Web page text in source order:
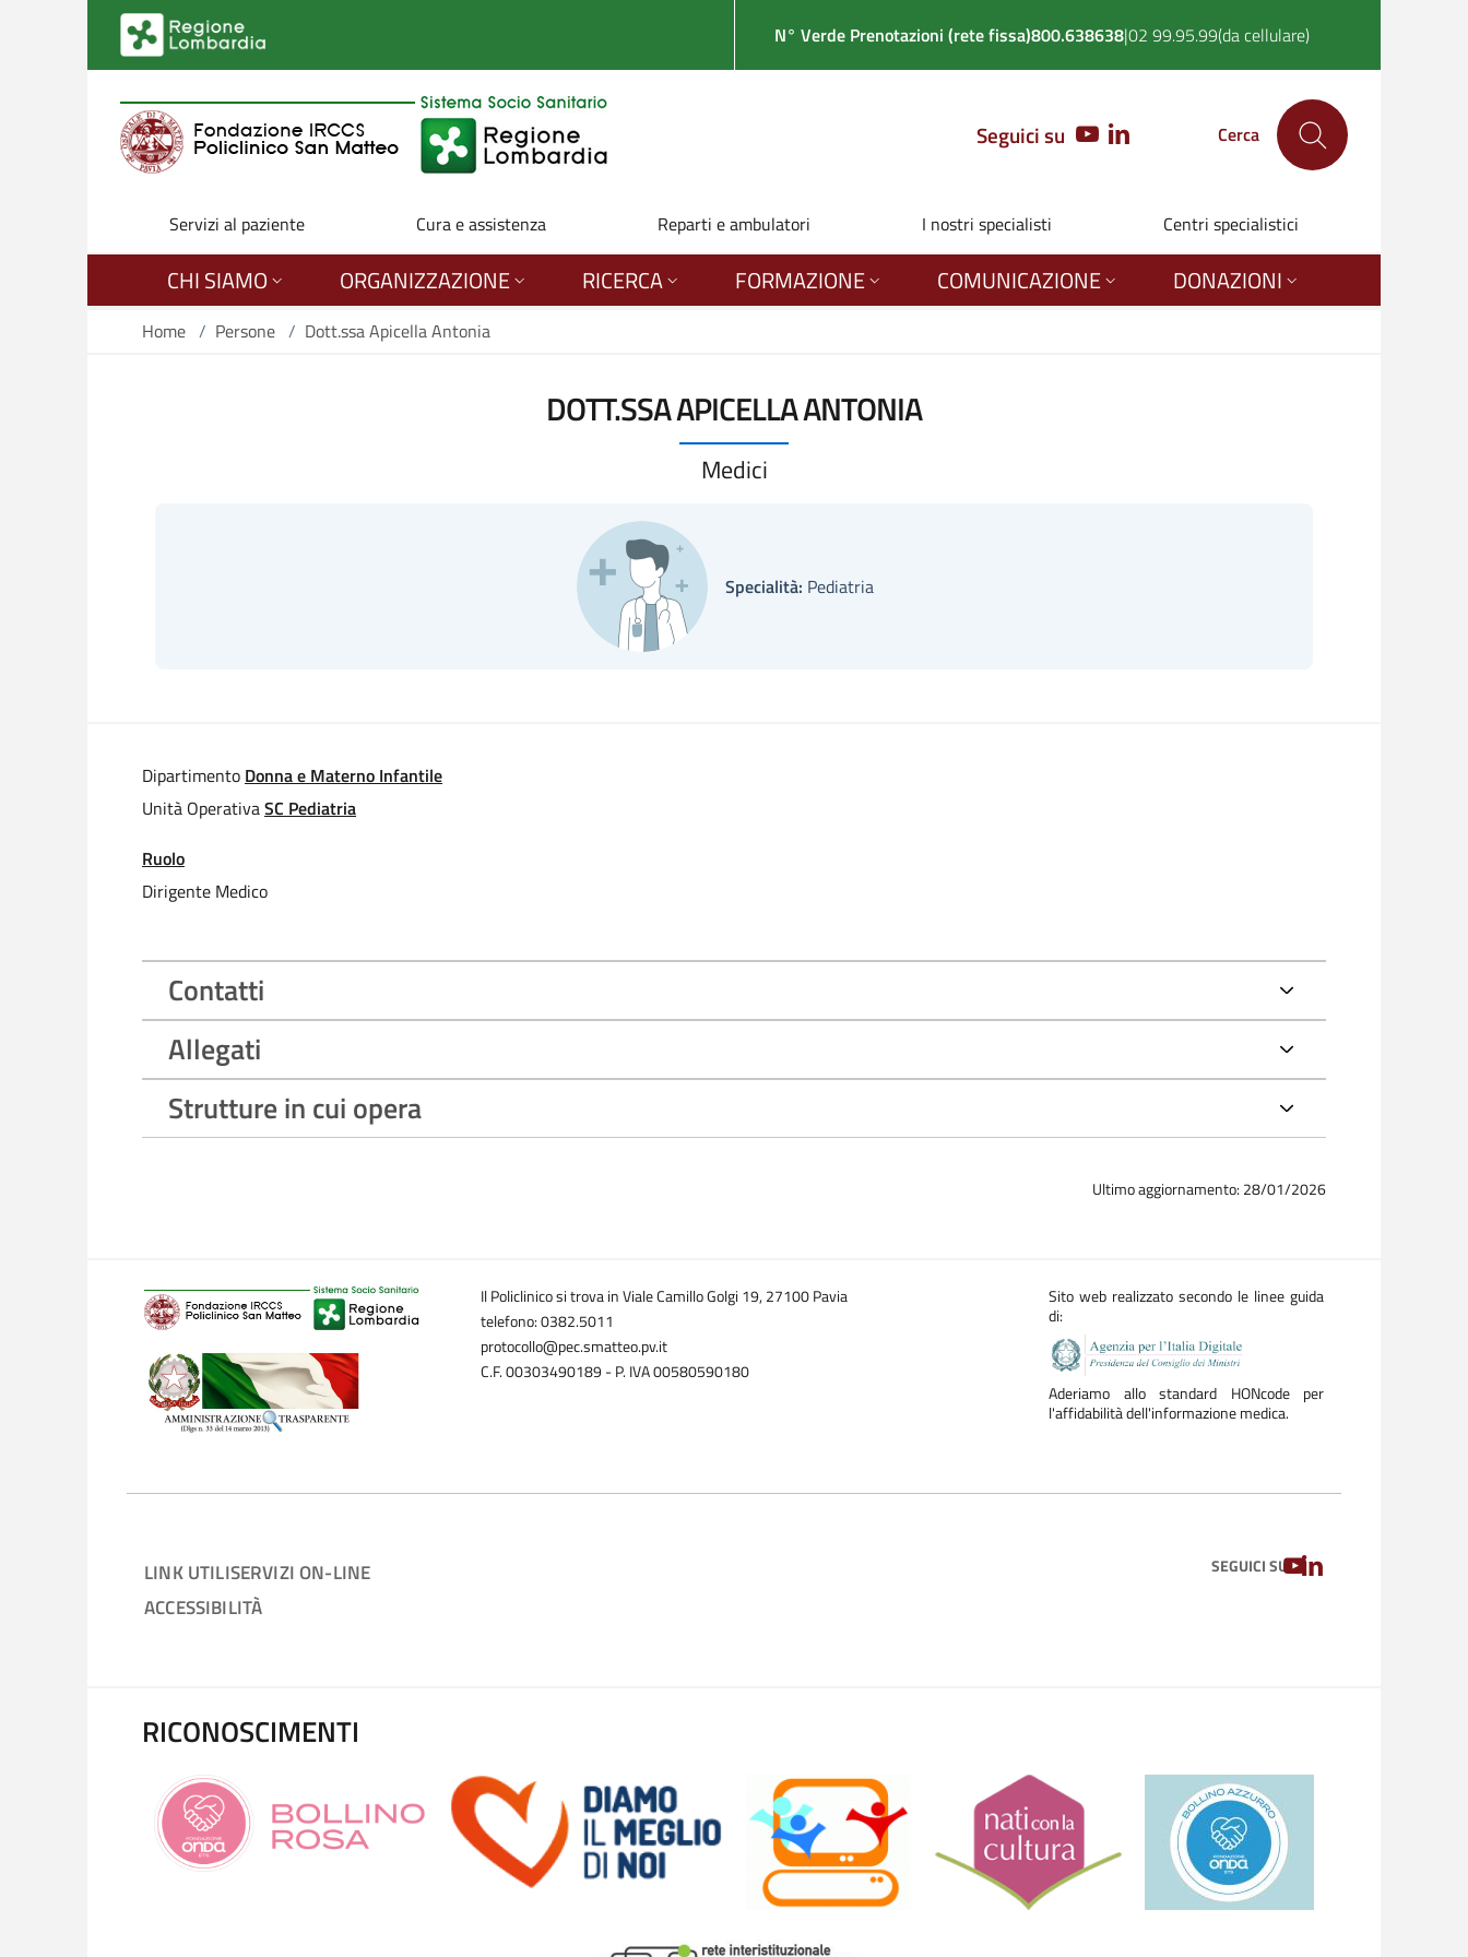
Salta al contenuto principale
N° Verde Prenotazioni (rete fissa)800.638638|02 99.95.99(da cellulare)
Seguici su YOUTUBELINKEDIN Cerca
Servizi al paziente Cura e assistenza Reparti e ambulatori I nostri specialisti Centri specialistici
CHI SIAMO ORGANIZZAZIONE RICERCA FORMAZIONE COMUNICAZIONE DONAZIONI
Home / Persone / Dott.ssa Apicella Antonia
DOTT.SSA APICELLA ANTONIA
Medici
Specialità: Pediatria
Dipartimento Donna e Materno Infantile
Unità OperativaSC Pediatria
Ruolo
Dirigente Medico
Contatti
Allegati
Strutture in cui opera
Ultimo aggiornamento: 28/01/2026
Il Policlinico si trova in Viale Camillo Golgi 19, 27100 Pavia
telefono: 0382.5011
protocollo@pec.smatteo.pv.it
C.F. 00303490189 - P. IVA 00580590180
Sito web realizzato secondo le linee guida
di:
Aderiamo allo standard HONcode per
l'affidabilità dell'informazione medica.
LINK UTILISERVIZI ON-LINE
ACCESSIBILITÀ
SEGUICI SUYOUTUBE
LINKEDIN
RICONOSCIMENTI